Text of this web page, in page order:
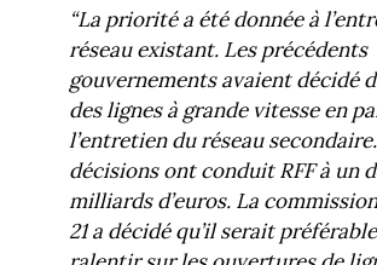
“La priorité a été donnée à
réseau existant. Les précédents
gouvernements avaient décidé
des lignes à grande vitesse en
l’entretien du réseau
décisions ont conduit RFF à un
milliards d’euros. La
21 a décidé qu’il serait